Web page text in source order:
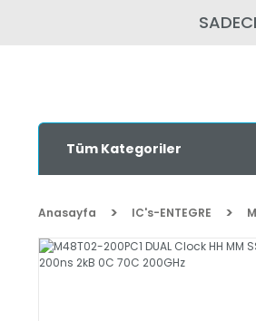
Tüm Kategoriler
Anasayfa IC's-ENTEGRE